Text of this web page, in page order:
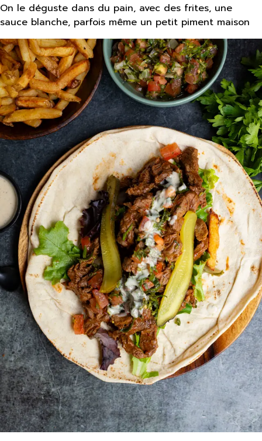
On le déguste dans du pain, avec des frites, une
sauce blanche, parfois même un petit piment maison